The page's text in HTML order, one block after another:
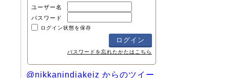
ユーザー名
パスワード
ログイン状態を保存
パスワードを忘れたかたはこちら
@nikkanindiakeiz からのツイー